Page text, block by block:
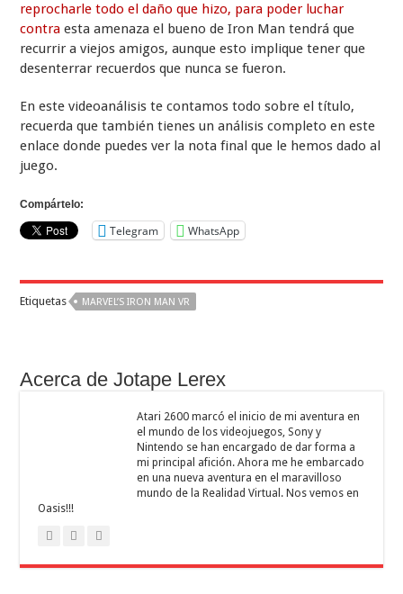
reprocharle todo el daño que hizo, para poder luchar
contraesta amenaza el bueno de Iron Man tendrá que
recurrir a viejos amigos, aunque esto implique tener que
desenterrar recuerdos que nunca se fueron.
En este videoanálisis te contamos todo sobre el título,
recuerda que también tienes un análisis completo en este
enlace donde puedes ver la nota final que le hemos dado al
juego.
Compártelo:
Telegram WhatsApp
Etiquetas MARVEL’S IRON MAN VR
Acerca de Jotape Lerex
Atari 2600 marcó el inicio de mi aventura en
el mundo de los videojuegos, Sony y
Nintendo se han encargado de dar forma a
mi principal afición. Ahora me he embarcado
en una nueva aventura en el maravilloso
mundo de la Realidad Virtual. Nos vemos en
Oasis!!!